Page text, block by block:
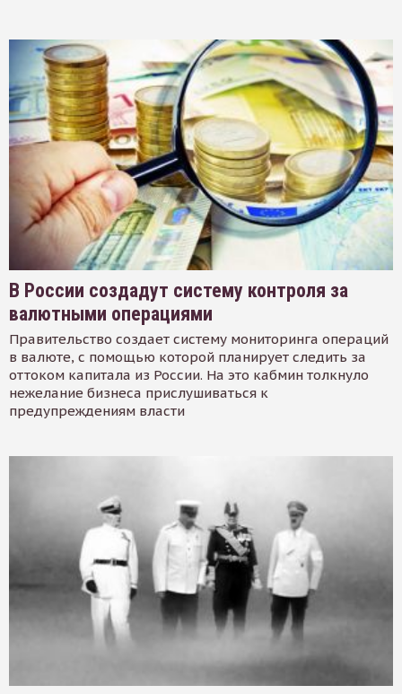
В России создадут систему контроля за
валютными операциями
Правительство создает систему мониторинга операций
в валюте, с помощью которой планирует следить за
оттоком капитала из России. На это кабмин толкнуло
нежелание бизнеса прислушиваться к
предупреждениям власти